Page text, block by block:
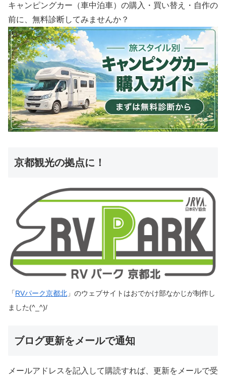
キャンピングカー（車中泊車）の購入・買い替え・自作の
前に、無料診断してみませんか？
京都観光の拠点に！
「RVパーク京都北 」のウェブサイトはおでかけ部なかじが制作し
ました(^_^)/
ブログ更新をメールで通知
メールアドレスを記入して購読すれば、更新をメールで受